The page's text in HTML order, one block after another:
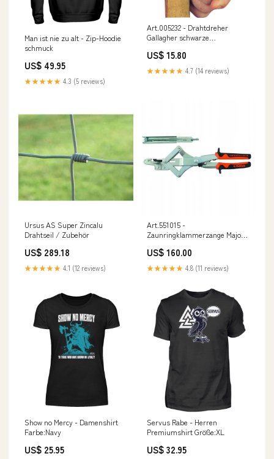
Man ist nie zu alt - Zip-Hoodie
schmuck
US$ 49.95
★★★★★ 4.3 (5 reviews)
Art.005232 - Drahtdreher
Gallagher schwarze
US$ 15.80
★★★★★ 4.7 (14 reviews)
Ursus AS Super Zincalu
Drahtseil / Zubehör
US$ 289.18
★★★★★ 4.1 (12 reviews)
Art.551015 -
Zaunringklammerzange Major
US$ 160.00
★★★★★ 4.8 (11 reviews)
Show no Mercy - Damenshirt
Farbe:Navy
US$ 25.95
Servus Rabe - Herren
Premiumshirt Größe:XL
US$ 32.95